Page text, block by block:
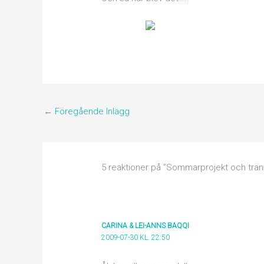
← Föregående Inlägg
5 reaktioner på ”Sommarprojekt och
CARINA & LEI-ANNS BAQQI
2009-07-30 KL. 22:50